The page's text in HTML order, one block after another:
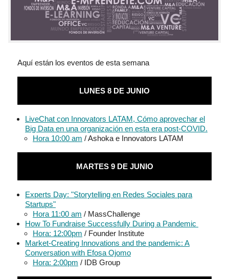
Aquí están los eventos de esta semana
LUNES 8 DE JUNIO
LiveChat con Innovators LATAM, Cómo aprovechar el
Big Data en una organización en esta era post-COVID.
Hora 10:00 am / Ashoka e Innovators LATAM
MARTES 9 DE JUNIO
Experts Day: "Storytelling en Redes Sociales para
Startups"
Hora 11:00 am / MassChallenge
How To Fundraise Successfully During a Pandemic
Hora: 12:00pm / Founder Institute
Market-Creating Innovations and the pandemic: A
Conversation with Efosa Ojomo
Hora: 2:00pm / IDB Group